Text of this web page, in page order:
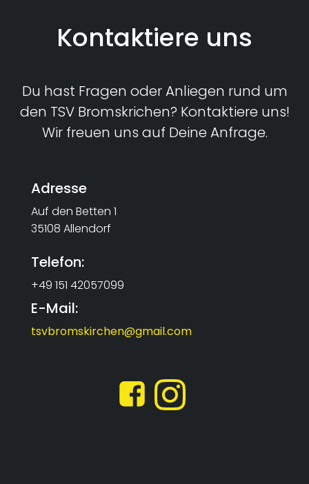
Kontaktiere uns
Du hast Fragen oder Anliegen rund um
den TSV Bromskrichen? Kontaktiere uns!
Wir freuen uns auf Deine Anfrage.
Adresse
Auf den Betten 1
35108 Allendorf
Telefon:
+49 151 42057099
E-Mail:
tsvbromskirchen@gmail.com